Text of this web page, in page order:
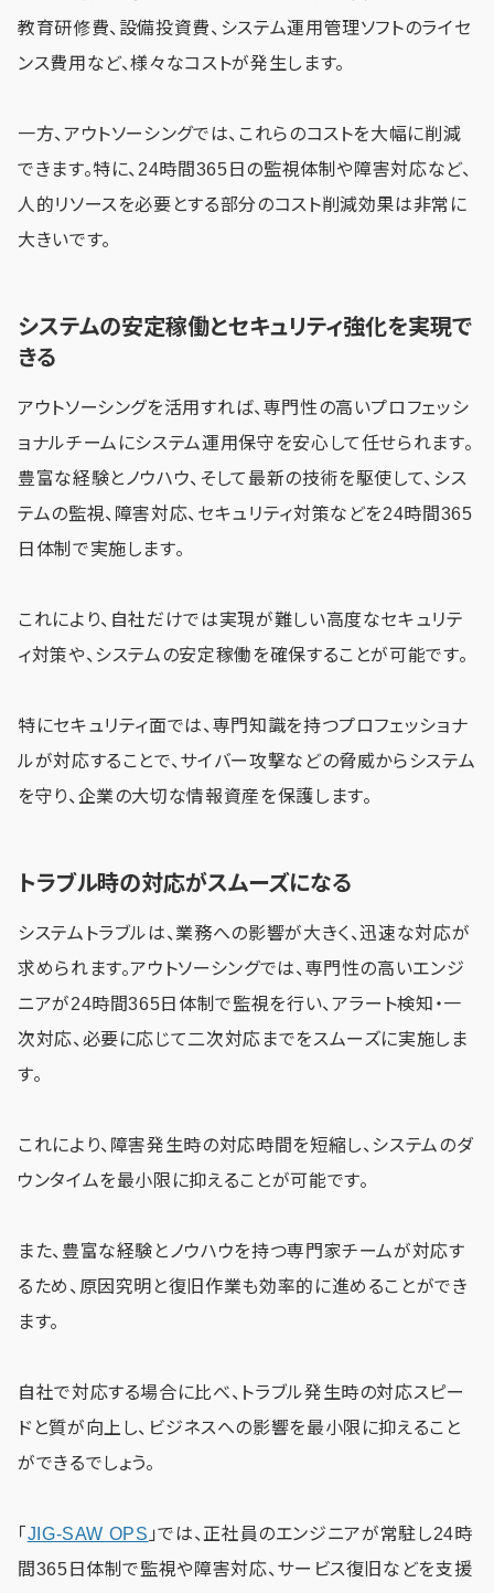
教育研修費、設備投資費、システム運用管理ソフトのライセ
ンス費用など、様々なコストが発生します。
一方、アウトソーシングでは、これらのコストを大幅に削減
できます。特に、24時間365日の監視体制や障害対応など、
人的リソースを必要とする部分のコスト削減効果は非常に
大きいです。
システムの安定稼働とセキュリティ強化を実現で
きる
アウトソーシングを活用すれば、専門性の高いプロフェッシ
ョナルチームにシステム運用保守を安心して任せられます。
豊富な経験とノウハウ、そして最新の技術を駆使して、シス
テムの監視、障害対応、セキュリティ対策などを24時間365
日体制で実施します。
これにより、自社だけでは実現が難しい高度なセキュリテ
ィ対策や、システムの安定稼働を確保することが可能です。
特にセキュリティ面では、専門知識を持つプロフェッショナ
ルが対応することで、サイバー攻撃などの脅威からシステム
を守り、企業の大切な情報資産を保護します。
トラブル時の対応がスムーズになる
システムトラブルは、業務への影響が大きく、迅速な対応が
求められます。アウトソーシングでは、専門性の高いエンジ
ニアが24時間365日体制で監視を行い、アラート検知・一
次対応、必要に応じて二次対応までをスムーズに実施しま
す。
これにより、障害発生時の対応時間を短縮し、システムのダ
ウンタイムを最小限に抑えることが可能です。
また、豊富な経験とノウハウを持つ専門家チームが対応す
るため、原因究明と復旧作業も効率的に進めることができ
ます。
自社で対応する場合に比べ、トラブル発生時の対応スピー
ドと質が向上し、ビジネスへの影響を最小限に抑えること
ができるでしょう。
「 JIG-SAW OPS 」では、正社員のエンジニアが常駐し24時
間365日体制で監視や障害対応、サービス復旧などを支援